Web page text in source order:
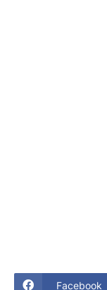
Facebook